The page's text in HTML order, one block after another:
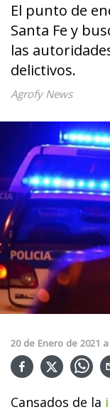
El punto de
Santa Fe y
las
delictivos.
Agrofy News
20 de Enero de 2021
Cansados de la